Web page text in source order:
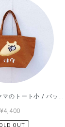
「くまです」のクマのトート小 / バッグ / アッコモン
¥4,400
OUT